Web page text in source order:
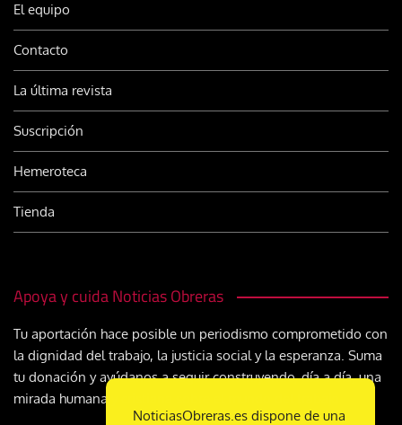
El equipo
Contacto
La última revista
Suscripción
Hemeroteca
Tienda
Apoya y cuida Noticias Obreras
Tu aportación hace posible un periodismo comprometido con
la dignidad del trabajo, la justicia social y la esperanza. Suma
tu donación y ayúdanos a seguir construyendo, día a día, una
mirada humana y cristiana sobre el mundo del trabajo
NoticiasObreras.es dispone de una